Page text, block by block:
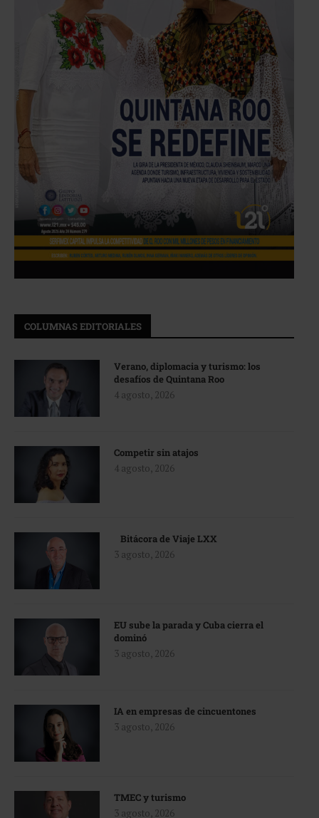
COLUMNAS EDITORIALES
Verano, diplomacia y turismo: los
desafíos de Quintana Roo
4 agosto, 2026
Competir sin atajos
4 agosto, 2026
Bitácora de Viaje LXX
3 agosto, 2026
EU sube la parada y Cuba cierra el
dominó
3 agosto, 2026
IA en empresas de cincuentones
3 agosto, 2026
TMEC y turismo
3 agosto, 2026